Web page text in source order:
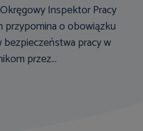
Inspektor Pracy
przypomina o obowiązku
pracy w
przez...